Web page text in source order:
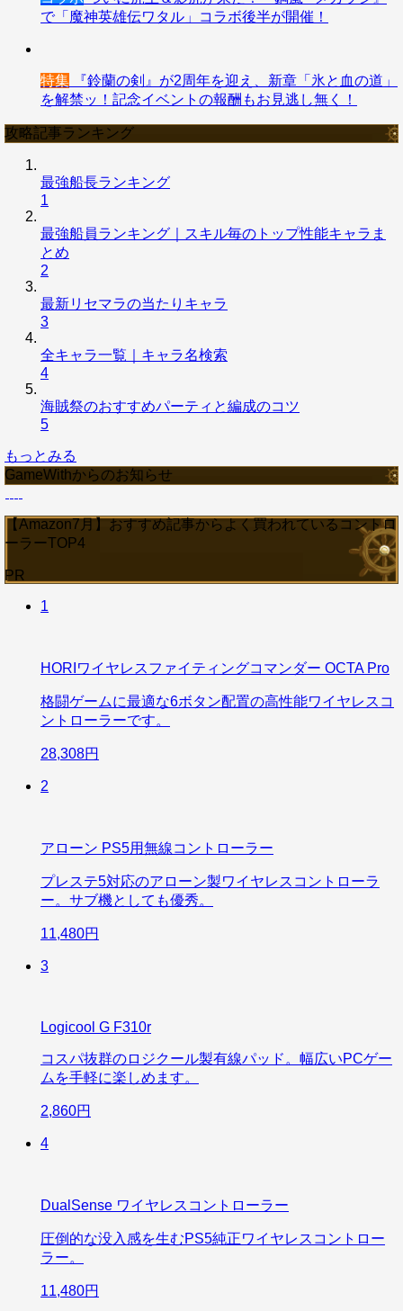
で「魔神英雄伝ワタル」コラボ後半が開催！
特集 『鈴蘭の剣』が2周年を迎え、新章「氷と血の道」
を解禁ッ！記念イベントの報酬もお見逃し無く！
攻略記事ランキング
最強船長ランキング
1
最強船員ランキング｜スキル毎のトップ性能キャラま
とめ
2
最新リセマラの当たりキャラ
3
全キャラ一覧｜キャラ名検索
4
海賊祭のおすすめパーティと編成のコツ
5
もっとみる
GameWithからのお知らせ
【Amazon7月】おすすめ記事からよく買われているコントロ
ーラーTOP4
PR
1
HORIワイヤレスファイティングコマンダー OCTA Pro
格闘ゲームに最適な6ボタン配置の高性能ワイヤレスコ
ントローラーです。
28,308円
2
アローン PS5用無線コントローラー
プレステ5対応のアローン製ワイヤレスコントローラ
ー。サブ機としても優秀。
11,480円
3
Logicool G F310r
コスパ抜群のロジクール製有線パッド。幅広いPCゲー
ムを手軽に楽しめます。
2,860円
4
DualSense ワイヤレスコントローラー
圧倒的な没入感を生むPS5純正ワイヤレスコントロー
ラー。
11,480円